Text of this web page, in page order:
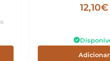
12,10€
Adicionar